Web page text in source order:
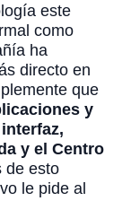
este
como
ha
directo en
que
y
y el Centro
de esto
le pide al